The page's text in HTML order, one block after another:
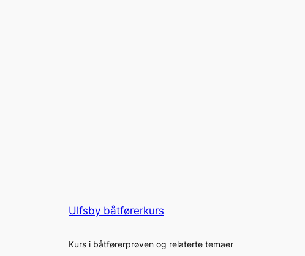
Ulfsby båtførerkurs
Kurs i båtførerprøven og relaterte temaer